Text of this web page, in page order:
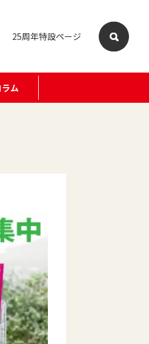
25周年特設ページ
ム